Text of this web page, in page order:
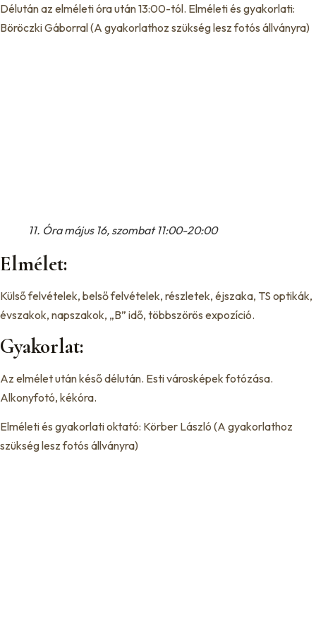
Délután az elméleti óra után 13:00-tól. Elméleti és gyakorlati:
Böröczki Gáborral (A gyakorlathoz szükség lesz fotós állványra)
11. Óra május 16, szombat 11:00-20:00
Elmélet:
Külső felvételek, belső felvételek, részletek, éjszaka, TS optikák,
évszakok, napszakok, „B” idő, többszörös expozíció.
Gyakorlat:
Az elmélet után késő délután. Esti városképek fotózása.
Alkonyfotó, kékóra.
Elméleti és gyakorlati oktató: Körber László (A gyakorlathoz
szükség lesz fotós állványra)